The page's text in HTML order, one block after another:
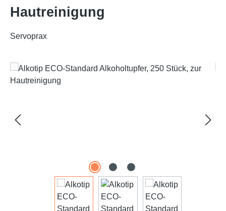
Hautreinigung
Servoprax
Bildergalerie überspringen